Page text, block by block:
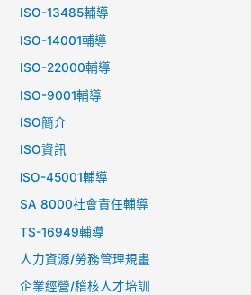
ISO-13485輔導
ISO-14001輔導
ISO-22000輔導
ISO-9001輔導
ISO簡介
ISO資訊
lSO-45001輔導
SA 8000社會責任輔導
TS-16949輔導
人力資源/勞務管理規畫
企業經營/稽核人才培訓